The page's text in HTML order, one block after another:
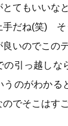
てもいいな
手だね(笑) そ
いのでこの
の引っ越し
うのがわかる
でそこはす